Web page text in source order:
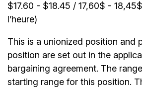
$17.60 - $18.45 / 17,60$ -
l’heure)
This is a unionized position and
position are set out in the
bargaining agreement. The
starting range for this position.